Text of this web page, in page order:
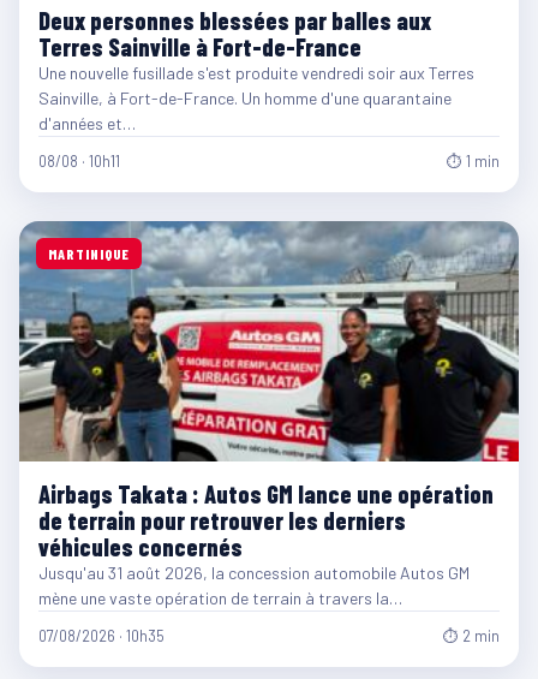
Deux personnes blessées par balles aux
Terres Sainville à Fort-de-France
Une nouvelle fusillade s'est produite vendredi soir aux Terres
Sainville, à Fort-de-France. Un homme d'une quarantaine
d'années et…
08/08 · 10h11 ⏱ 1 min
MARTINIQUE
Airbags Takata : Autos GM lance une opération
de terrain pour retrouver les derniers
véhicules concernés
Jusqu'au 31 août 2026, la concession automobile Autos GM
mène une vaste opération de terrain à travers la…
07/08/2026 · 10h35 ⏱ 2 min